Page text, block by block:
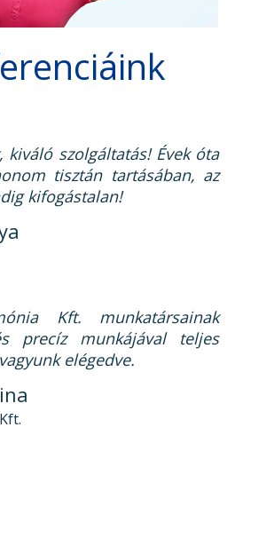
kiváló szolgáltatás! Évek óta
tisztán tartásában, az
kifogástalan!
Kft. munkatársainak
precíz munkájával teljes
elégedve.